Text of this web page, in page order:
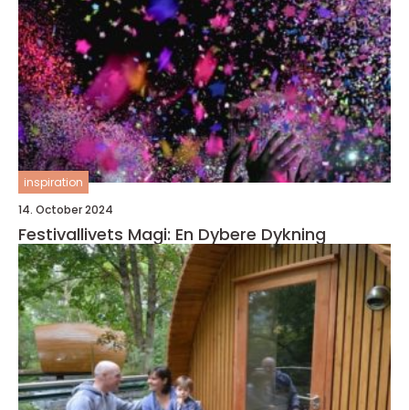
inspiration
14. October 2024
Festivallivets Magi: En Dybere Dykning